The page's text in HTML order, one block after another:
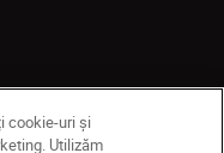
cookie-uri și
Utilizăm